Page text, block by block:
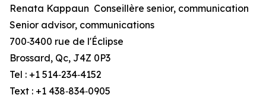
Renata Kappaun Conseillère senior, communication
Senior advisor, communications
700‑3400 rue de l'Éclipse
Brossard, Qc, J4Z 0P3
Tel : +1 514‑234‑4152
Text : +1 438‑834‑0905